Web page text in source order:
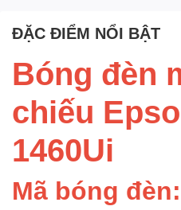
ĐẶC ĐIỂM NỔI BẬT
Bóng đèn
chiếu
1460Ui
Mã bóng